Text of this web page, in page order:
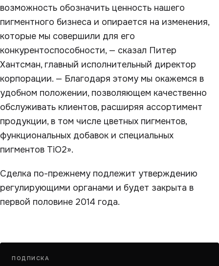
возможность обозначить ценность нашего
пигментного бизнеса и опирается на изменения,
которые мы совершили для его
конкурентоспособности, — сказал Питер
Хантсман, главный исполнительный директор
корпорации. — Благодаря этому мы окажемся в
удобном положении, позволяющем качественно
обслуживать клиентов, расширяя ассортимент
продукции, в том числе цветных пигментов,
функциональных добавок и специальных
пигментов TiO2».
Сделка по-прежнему подлежит утверждению
регулирующими органами и будет закрыта в
первой половине 2014 года.
ПОДПИСКА